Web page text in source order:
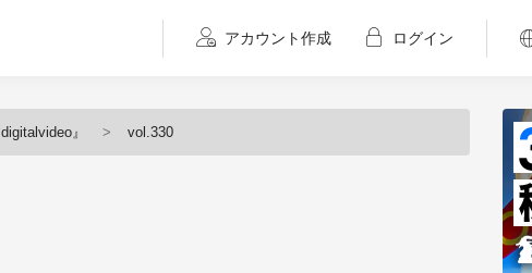
アカウント作成 ログイン
』 vol.330